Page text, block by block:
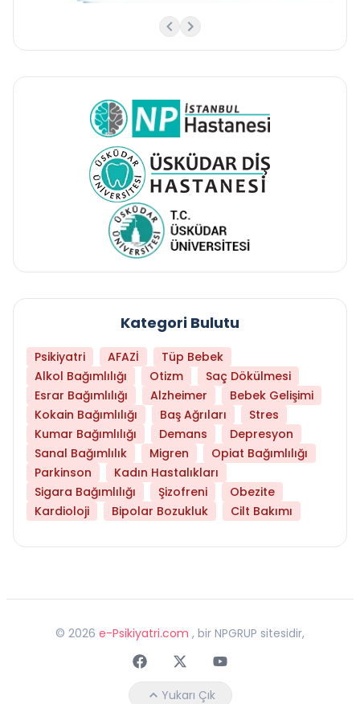
Kategori Bulutu
Psikiyatri AFAZİ
Tüp Bebek
Alkol Bağımlılığı
Otizm
Saç Dökülmesi
Esrar Bağımlılığı
Alzheimer
Bebek Gelişimi
Kokain Bağımlılığı
Baş Ağrıları
Stres
Kumar Bağımlılığı
Demans
Depresyon
Sanal Bağımlılık
Migren
Opiat Bağımlılığı
Parkinson
Kadın Hastalıkları
Sigara Bağımlılığı
Şizofreni
Obezite
Kardioloji
Bipolar Bozukluk Cilt Bakımı
© 2026 e-Psikiyatri.com , bir NPGRUP sitesidir,
FaceebokTwitterYoutube
Yukarı Çık